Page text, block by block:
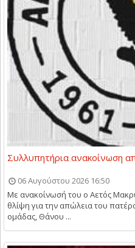
Συλλυπητήρια ανακοίνωση
06 Αυγούστου 2026 16:50
Με ανακοίνωσή του ο Αετός
θλίψη για την απώλεια του
ομάδας, Θάνου ...